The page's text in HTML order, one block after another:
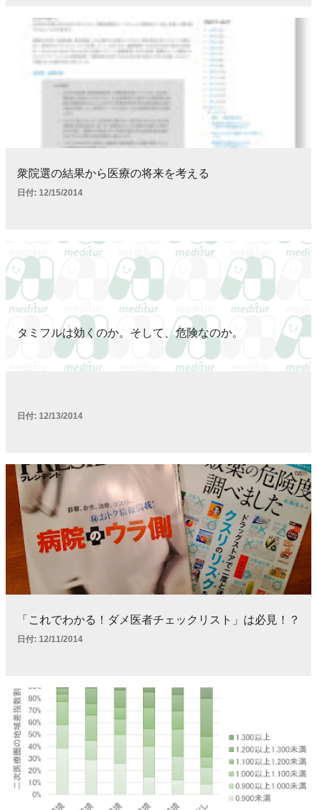
衆院選の結果から医療の将来を考える
日付: 12/15/2014
タミフルは効くのか。そして、危険なのか。
日付: 12/13/2014
「これでわかる！ダメ医者チェックリスト」は必見！？
日付: 12/11/2014